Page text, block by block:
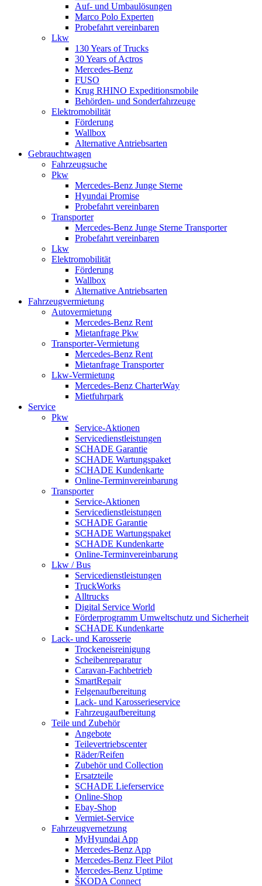
Auf- und Umbaulösungen
Marco Polo Experten
Probefahrt vereinbaren
Lkw
130 Years of Trucks
30 Years of Actros
Mercedes-Benz
FUSO
Krug RHINO Expeditionsmobile
Behörden- und Sonderfahrzeuge
Elektromobilität
Förderung
Wallbox
Alternative Antriebsarten
Gebrauchtwagen
Fahrzeugsuche
Pkw
Mercedes-Benz Junge Sterne
Hyundai Promise
Probefahrt vereinbaren
Transporter
Mercedes-Benz Junge Sterne Transporter
Probefahrt vereinbaren
Lkw
Elektromobilität
Förderung
Wallbox
Alternative Antriebsarten
Fahrzeugvermietung
Autovermietung
Mercedes-Benz Rent
Mietanfrage Pkw
Transporter-Vermietung
Mercedes-Benz Rent
Mietanfrage Transporter
Lkw-Vermietung
Mercedes-Benz CharterWay
Mietfuhrpark
Service
Pkw
Service-Aktionen
Servicedienstleistungen
SCHADE Garantie
SCHADE Wartungspaket
SCHADE Kundenkarte
Online-Terminvereinbarung
Transporter
Service-Aktionen
Servicedienstleistungen
SCHADE Garantie
SCHADE Wartungspaket
SCHADE Kundenkarte
Online-Terminvereinbarung
Lkw / Bus
Servicedienstleistungen
TruckWorks
Alltrucks
Digital Service World
Förderprogramm Umweltschutz und Sicherheit
SCHADE Kundenkarte
Lack- und Karosserie
Trockeneisreinigung
Scheibenreparatur
Caravan-Fachbetrieb
SmartRepair
Felgenaufbereitung
Lack- und Karosserieservice
Fahrzeugaufbereitung
Teile und Zubehör
Angebote
Teilevertriebscenter
Räder/Reifen
Zubehör und Collection
Ersatzteile
SCHADE Lieferservice
Online-Shop
Ebay-Shop
Vermiet-Service
Fahrzeugvernetzung
MyHyundai App
Mercedes-Benz App
Mercedes-Benz Fleet Pilot
Mercedes-Benz Uptime
ŠKODA Connect